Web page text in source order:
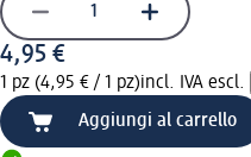
4,95 €
1 pz (4,95 € / 1 pz)incl. IVA escl.
Aggiungi al carrello